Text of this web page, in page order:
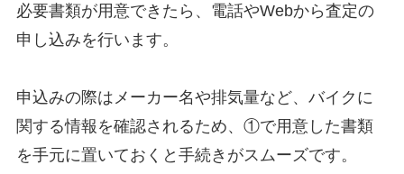
必要書類が用意できたら、電話やWebから査定の
申し込みを行います。
申込みの際はメーカー名や排気量など、バイクに
関する情報を確認されるため、①で用意した書類
を手元に置いておくと手続きがスムーズです。